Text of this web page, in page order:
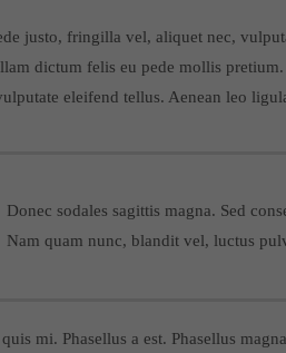
justo, fringilla vel, aliquet nec,
dictum felis eu pede mollis
eleifend tellus. Aenean leo
Donec sodales sagittis magna. Sed
Nam quam nunc, blandit vel, luctus
mi. Phasellus a est. Phasellus